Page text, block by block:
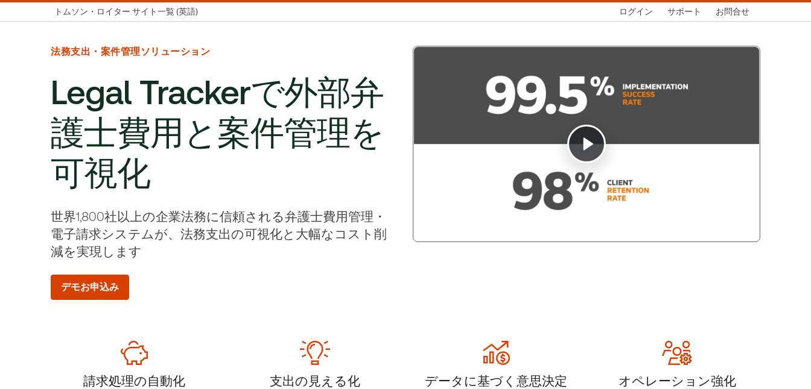
トムソン・ロイター サイト一覧 (英語) ログイン サポート お問合せ
法務支出・案件管理ソリューション
Legal Trackerで外部弁
護士費用と案件管理を
可視化
世界1,800社以上の企業法務に信頼される弁護士費用管理・
電子請求システムが、法務支出の可視化と大幅なコスト削
減を実現します
デモお申込み
請求処理の自動化 支出の見える化 データに基づく意思決定 オペレーション強化